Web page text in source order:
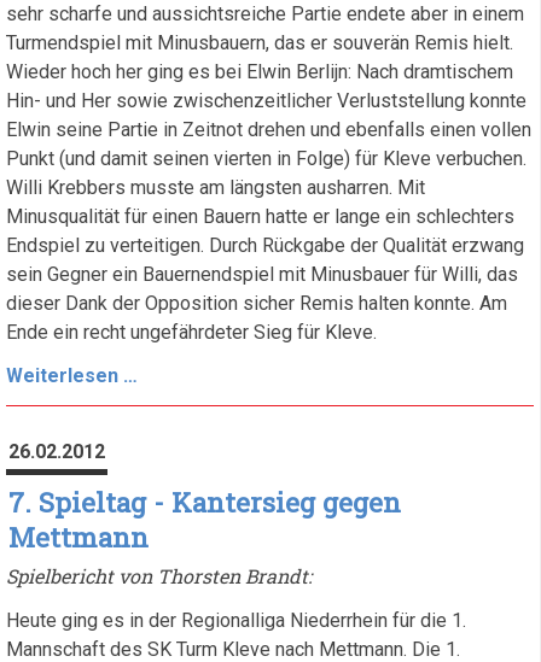
sehr scharfe und aussichtsreiche Partie endete aber in einem
Turmendspiel mit Minusbauern, das er souverän Remis hielt.
Wieder hoch her ging es bei Elwin Berlijn: Nach dramtischem
Hin- und Her sowie zwischenzeitlicher Verluststellung konnte
Elwin seine Partie in Zeitnot drehen und ebenfalls einen vollen
Punkt (und damit seinen vierten in Folge) für Kleve verbuchen.
Willi Krebbers musste am längsten ausharren. Mit
Minusqualität für einen Bauern hatte er lange ein schlechters
Endspiel zu verteitigen. Durch Rückgabe der Qualität erzwang
sein Gegner ein Bauernendspiel mit Minusbauer für Willi, das
dieser Dank der Opposition sicher Remis halten konnte. Am
Ende ein recht ungefährdeter Sieg für Kleve.
Weiterlesen …
Spieltag
26.02.2012
7. Spieltag - Kantersieg gegen
Mettmann
Spielbericht von Thorsten Brandt:
Heute ging es in der Regionalliga Niederrhein für die 1.
Mannschaft des SK Turm Kleve nach Mettmann. Die 1.